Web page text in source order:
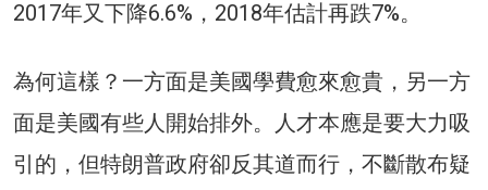
2017年又下降6.6%，2018年估計再跌7%。
為何這樣？一方面是美國學費愈來愈貴，另一方
面是美國有些人開始排外。人才本應是要大力吸
引的，但特朗普政府卻反其道而行，不斷散布疑